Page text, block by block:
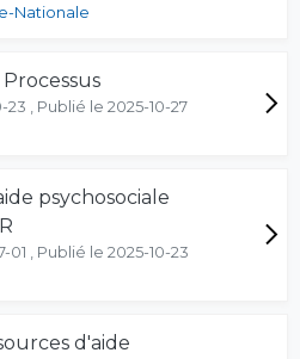
Nationale
23 , Publié le 2025-10-27
psychosociale
01 , Publié le 2025-10-23
d'aide